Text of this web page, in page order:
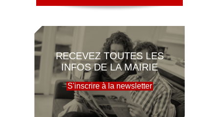
RECEVEZ TOUTES LES
INFOS DE LA MAIRIE
S'inscrire à la newsletter